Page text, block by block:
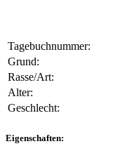
Tagebuchnummer:
Grund:
Rasse/Art:
Alter:
Geschlecht:
Eigenschaften: